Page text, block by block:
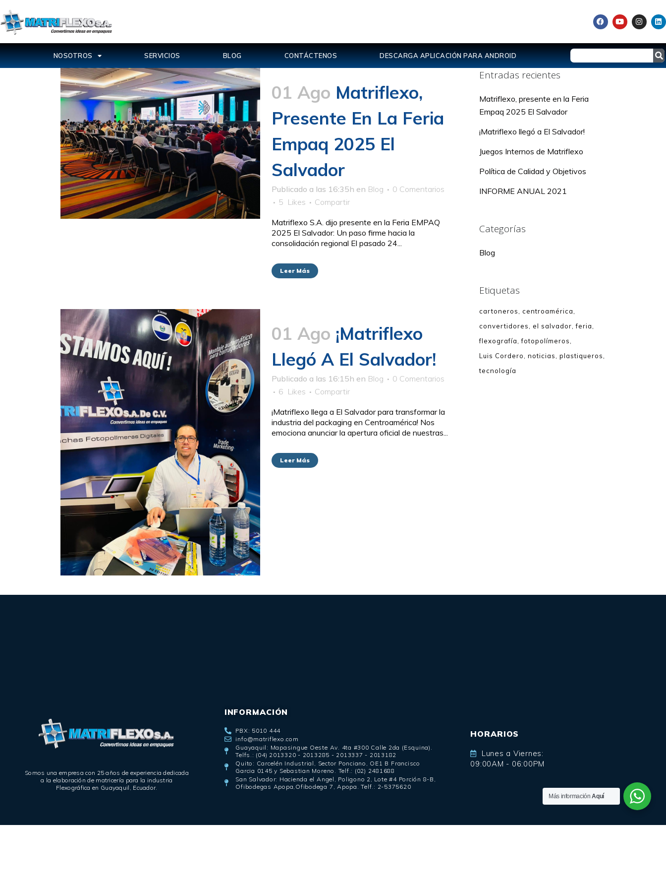
NOSOTROS SERVICIOS BLOG CONTÁCTENOS DESCARGA APLICACIÓN PARA ANDROID
01 Ago Matriflexo,
Presente En La Feria
Empaq 2025 El
Salvador
Publicado a las 16:35h en Blog
0 Comentarios
5 Likes Compartir
Matriflexo S.A. dijo presente en la Feria EMPAQ
2025 El Salvador: Un paso firme hacia la
consolidación regional El pasado 24...
Leer Más
01 Ago ¡Matriflexo
Llegó A El Salvador!
Publicado a las 16:15h en Blog
0 Comentarios
6 Likes Compartir
¡Matriflexo llega a El Salvador para transformar la
industria del packaging en Centroamérica! Nos
emociona anunciar la apertura oficial de nuestras...
Leer Más
Entradas recientes
Matriflexo, presente en la Feria
Empaq 2025 El Salvador
¡Matriflexo llegó a El Salvador!
Juegos Internos de Matriflexo
Política de Calidad y Objetivos
INFORME ANUAL 2021
Categorías
Blog
Etiquetas
cartoneros
centroamérica
convertidores
el salvador feria
flexografía
fotopolímeros
Luis Cordero
noticias
plastiqueros
tecnología
Somos una empresa con 25 años de experiencia dedicada
a la elaboración de matricería para la industria
Flexográfica en Guayaquil, Ecuador.
INFORMACIÓN
PBX: 5010 444
info@matriflexo.com
Guayaquil: Mapasingue Oeste Av. 4ta #300 Calle 2da (Esquina).
Telfs.: (04) 2013320 - 2013285 - 2013337 - 2013182
Quito: Carcelén Industrial, Sector Ponciano, OE1 B Francisco
Garcia 0145 y Sebastian Moreno. Telf.: (02) 2481688
San Salvador: Hacienda el Angel, Poligono 2, Lote #4 Porción 8-B,
Ofibodegas Apopa,Ofibodega 7, Apopa. Telf.: 2-5375620
HORARIOS
Lunes a Viernes:
09:00AM - 06:00PM
Más informaciónAquí